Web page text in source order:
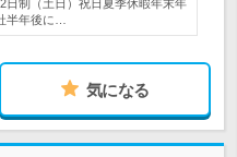
制（土日）祝日夏季休暇年末年
半年後に…
気になる